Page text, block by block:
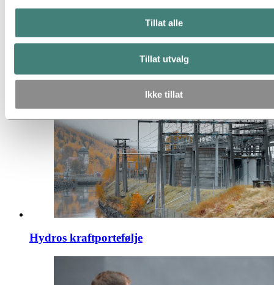
Tillat alle
Tillat utvalg
Ikke tillat
Kraftproduksjon og markedsoperasjoner
Hydros kraftportefølje